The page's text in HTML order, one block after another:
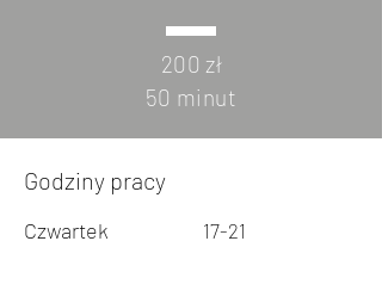
200 zł
50 minut
Godziny pracy
Czwartek 17-21